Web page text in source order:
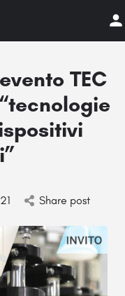
TEC
Share post